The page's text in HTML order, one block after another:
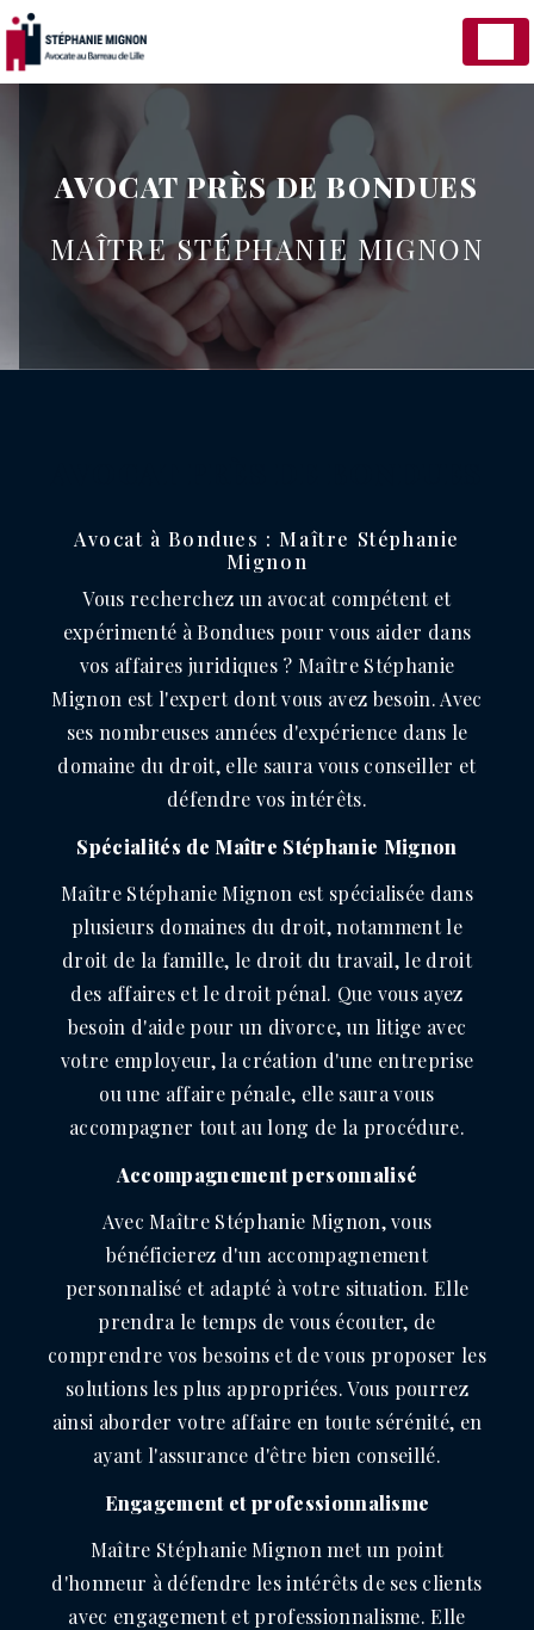
AVOCAT PRÈS DE BONDUES
MAÎTRE STÉPHANIE MIGNON
Avocat à Bondues : Maître Stéphanie
Mignon
Vous recherchez un avocat compétent et
expérimenté à Bondues pour vous aider dans
vos affaires juridiques ? Maître Stéphanie
Mignon est l'expert dont vous avez besoin. Avec
ses nombreuses années d'expérience dans le
domaine du droit, elle saura vous conseiller et
défendre vos intérêts.
Spécialités de Maître Stéphanie Mignon
Maître Stéphanie Mignon est spécialisée dans
plusieurs domaines du droit, notamment le
droit de la famille, le droit du travail, le droit
des affaires et le droit pénal. Que vous ayez
besoin d'aide pour un divorce, un litige avec
votre employeur, la création d'une entreprise
ou une affaire pénale, elle saura vous
accompagner tout au long de la procédure.
Accompagnement personnalisé
Avec Maître Stéphanie Mignon, vous
bénéficierez d'un accompagnement
personnalisé et adapté à votre situation. Elle
prendra le temps de vous écouter, de
comprendre vos besoins et de vous proposer les
solutions les plus appropriées. Vous pourrez
ainsi aborder votre affaire en toute sérénité, en
ayant l'assurance d'être bien conseillé.
Engagement et professionnalisme
Maître Stéphanie Mignon met un point
d'honneur à défendre les intérêts de ses clients
avec engagement et professionnalisme. Elle
Panneau de gestion des cookies